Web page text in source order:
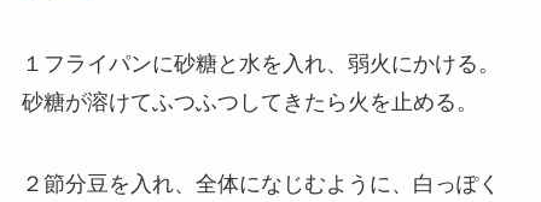
１フライパンに砂糖と水を入れ、弱火にかける。
砂糖が溶けてふつふつしてきたら火を止める。
２節分豆を入れ、全体になじむように、白っぽく